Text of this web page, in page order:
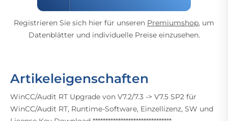
Registrieren Sie sich hier für unseren Premiumshop, um
Datenblätter und individuelle Preise einzusehen.
Artikeleigenschaften
WinCC/Audit RT Upgrade von V7.2/7.3 -> V7.5 SP2 für
WinCC/Audit RT, Runtime-Software, Einzellizenz, SW und